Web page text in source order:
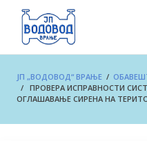
ЈП „ВОДОВОД“ ВРАЊЕ /
/ ПРОВЕРА ИСПРАВНОСТИ
ОГЛАШАВАЊЕ СИРЕНА НА